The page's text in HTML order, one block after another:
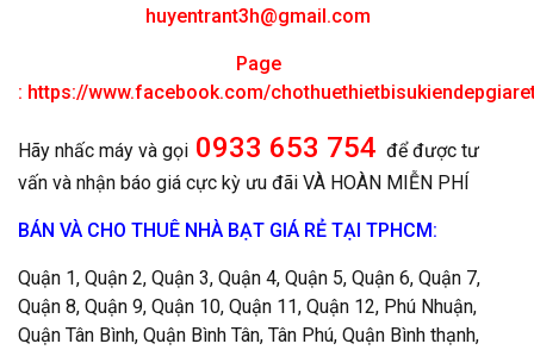
huyentrant3h@gmail.com
Page
: https://www.facebook.com/
Hãy nhấc máy và gọi 0933 653 754 để được tư
vấn và nhận báo giá cực kỳ ưu đãi VÀ HOÀN MIỄN PHÍ
BÁN VÀ CHO THUÊ NHÀ BẠT GIÁ RẺ TẠI TPHCM:
Quận 1, Quận 2, Quận 3, Quận 4, Quận 5, Quận 6, Quận 7,
Quận 8, Quận 9, Quận 10, Quận 11, Quận 12, Phú Nhuận,
Quận Tân Bình, Quận Bình Tân, Tân Phú, Quận Bình thạnh,